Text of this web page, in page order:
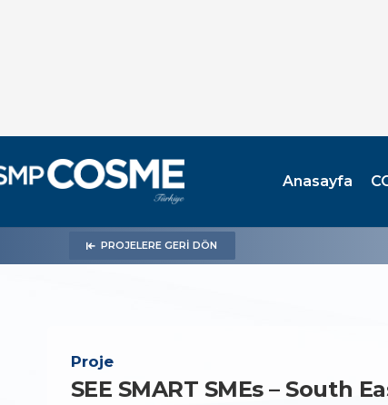
Anasayfa
PROJELERE GERI DÖN
Proje
SEE SMART SMEs – South